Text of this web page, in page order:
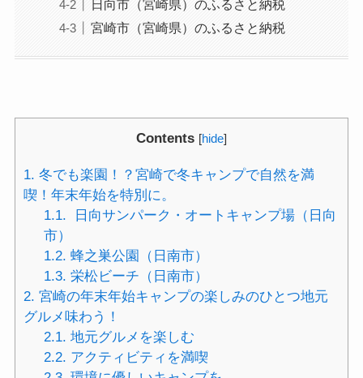
日向市（宮崎県）のふるさと納税
宮崎市（宮崎県）のふるさと納税
Contents [hide]
1. 冬でも楽園！？宮崎で冬キャンプで自然を満
喫！年末年始を特別に。
1.1. 日向サンパーク・オートキャンプ場（日向
市）
1.2. 蜂之巣公園（日南市）
1.3. 栄松ビーチ（日南市）
2. 宮崎の年末年始キャンプの楽しみのひとつ地元
グルメ味わう！
2.1. 地元グルメを楽しむ
2.2. アクティビティを満喫